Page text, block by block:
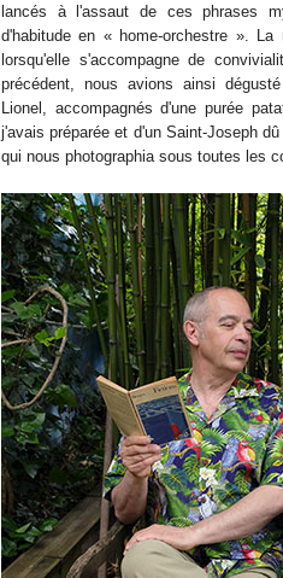
lancés à l'assaut de ces phrases
d'habitude en « home-orchestre ».
lorsqu'elle s'accompagne de
précédent, nous avions ainsi
Lionel, accompagnés d'une purée
j'avais préparée et d'un Saint-Joseph
qui nous photographia sous toutes les